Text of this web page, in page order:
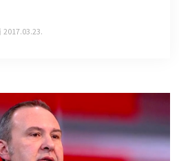
2017.03.23.